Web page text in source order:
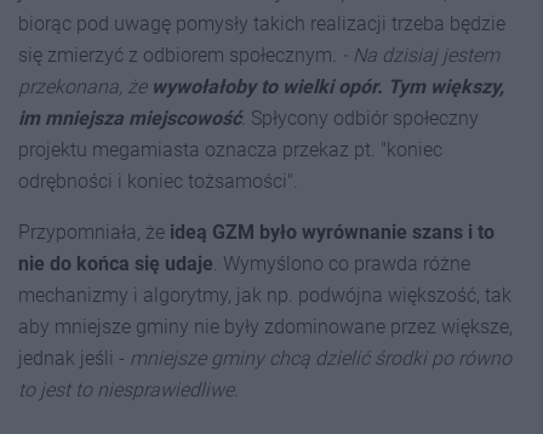
biorąc pod uwagę pomysły takich realizacji trzeba będzie
się zmierzyć z odbiorem społecznym.
- Na dzisiaj jestem
przekonana, że wywołałoby to wielki opór. Tym większy,
im mniejsza miejscowość. Spłycony odbiór społeczny
projektu megamiasta oznacza przekaz pt. "koniec
odrębności i koniec tożsamości".
Przypomniała, że ideą GZM było wyrównanie szans i to
nie do końca się udaje. Wymyślono co prawda różne
mechanizmy i algorytmy, jak np. podwójna większość, tak
aby mniejsze gminy nie były zdominowane przez większe,
jednak jeśli - mniejsze gminy chcą dzielić środki po równo
to jest to niesprawiedliwe.